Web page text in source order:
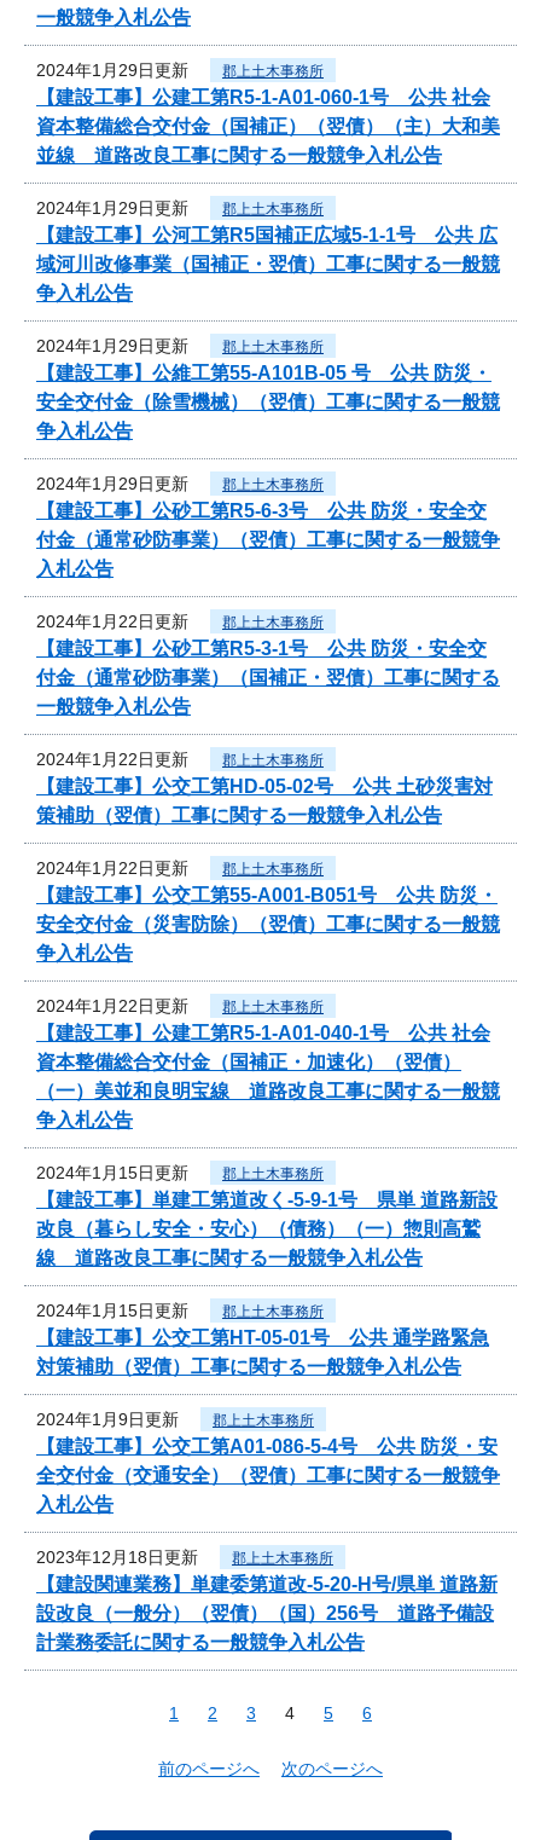
一般競争入札公告
2024年1月29日更新 郡上土木事務所
【建設工事】公建工第R5-1-A01-060-1号 公共 社会
資本整備総合交付金（国補正）（翌債）（主）大和美
並線 道路改良工事に関する一般競争入札公告
2024年1月29日更新 郡上土木事務所
【建設工事】公河工第R5国補正広域5-1-1号 公共 広
域河川改修事業（国補正・翌債）工事に関する一般競
争入札公告
2024年1月29日更新 郡上土木事務所
【建設工事】公維工第55-A101B-05 号 公共 防災・
安全交付金（除雪機械）（翌債）工事に関する一般競
争入札公告
2024年1月29日更新 郡上土木事務所
【建設工事】公砂工第R5-6-3号 公共 防災・安全交
付金（通常砂防事業）（翌債）工事に関する一般競争
入札公告
2024年1月22日更新 郡上土木事務所
【建設工事】公砂工第R5-3-1号 公共 防災・安全交
付金（通常砂防事業）（国補正・翌債）工事に関する
一般競争入札公告
2024年1月22日更新 郡上土木事務所
【建設工事】公交工第HD-05-02号 公共 土砂災害対
策補助（翌債）工事に関する一般競争入札公告
2024年1月22日更新 郡上土木事務所
【建設工事】公交工第55-A001-B051号 公共 防災・
安全交付金（災害防除）（翌債）工事に関する一般競
争入札公告
2024年1月22日更新 郡上土木事務所
【建設工事】公建工第R5-1-A01-040-1号 公共 社会
資本整備総合交付金（国補正・加速化）（翌債）
（一）美並和良明宝線 道路改良工事に関する一般競
争入札公告
2024年1月15日更新 郡上土木事務所
【建設工事】単建工第道改く-5-9-1号 県単 道路新設
改良（暮らし安全・安心）（債務）（一）惣則高鷲
線 道路改良工事に関する一般競争入札公告
2024年1月15日更新 郡上土木事務所
【建設工事】公交工第HT-05-01号 公共 通学路緊急
対策補助（翌債）工事に関する一般競争入札公告
2024年1月9日更新 郡上土木事務所
【建設工事】公交工第A01-086-5-4号 公共 防災・安
全交付金（交通安全）（翌債）工事に関する一般競争
入札公告
2023年12月18日更新 郡上土木事務所
【建設関連業務】単建委第道改-5-20-H号/県単 道路新
設改良（一般分）（翌債）（国）256号 道路予備設
計業務委託に関する一般競争入札公告
1 2 3 4 5 6
前のページへ 次のページへ